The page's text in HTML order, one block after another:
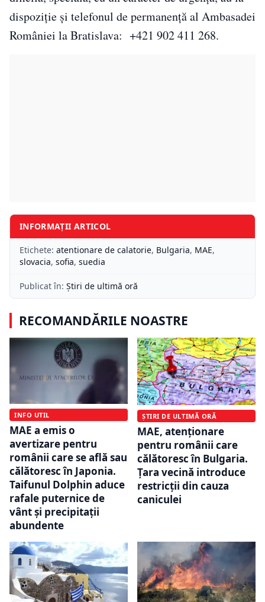
dispoziție și telefonul de permanență al Ambasadei
României la Bratislava: +421 902 411 268.
INFORMAȚII ARTICOL
Etichete: atentionare de calatorie, Bulgaria, MAE,
slovacia, sofia, suedia
Publicat în: Știri de ultimă oră
RECOMANDĂRILE NOASTRE
INFO UTIL
MAE a emis o
avertizare pentru
românii care se află sau
călătoresc în Japonia.
Taifunul Dolphin aduce
rafale puternice de
vânt și precipitații
abundente
ȘTIRI DE ULTIMĂ ORĂ
MAE, atenționare
pentru românii care
călătoresc în Bulgaria.
Țara vecină introduce
restricții din cauza
caniculei